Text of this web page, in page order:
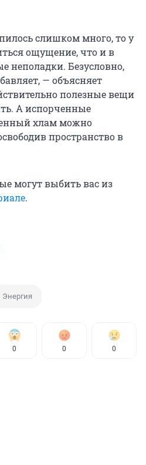
слишком много, то у
ощущение, что и в
неполадки. Безусловно,
— объясняет
полезные вещи
А испорченные
хлам можно
пространство в
могут выбить вас из
.
Энергия
0 0 0